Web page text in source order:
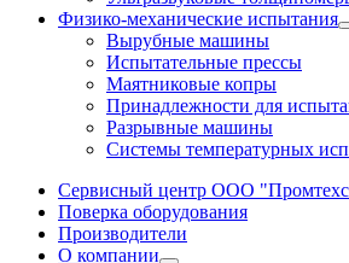
Физико-механические испытания
Вырубные машины
Испытательные прессы
Маятниковые копры
Принадлежности для
Разрывные машины
Системы температурных
Сервисный центр ООО
Поверка оборудования
Производители
О компании